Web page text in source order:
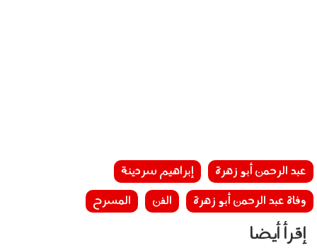
عبد الرحمن أبو زهرة
إبراهيم سردينة
وفاة عبد الرحمن أبو زهرة
الفن المسرح
إقرأ أيضا